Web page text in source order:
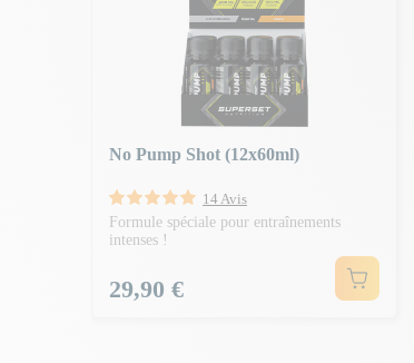
No Pump Shot (12x60ml)
14 Avis
Formule spéciale pour entraînements
intenses !
Prix
29,90 €